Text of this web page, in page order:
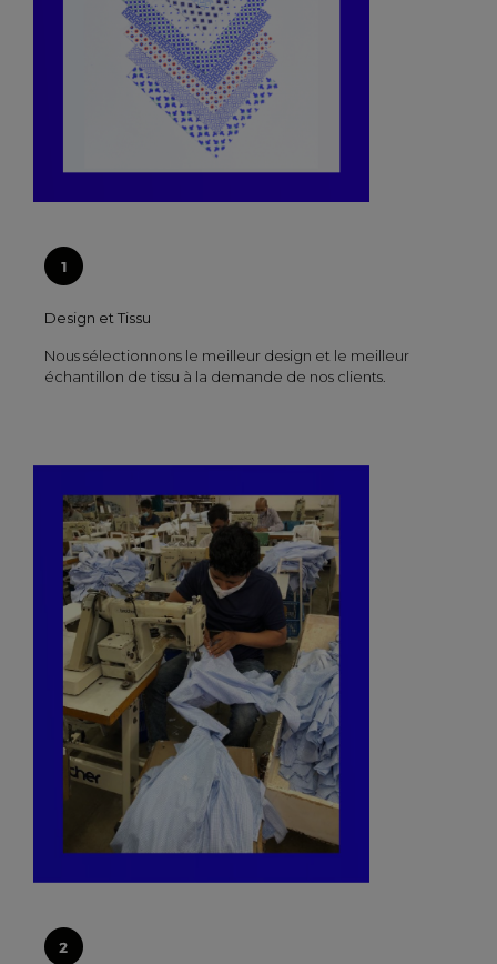
Design et Tissu
Nous sélectionnons le meilleur design et le meilleur
échantillon de tissu à la demande de nos clients.